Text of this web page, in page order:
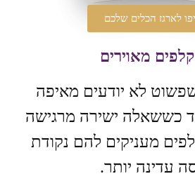
לארגז הכלים שלכם
לא יודעים מאיפה
כששאלה ישירה מרגישה
מעניקים להם נקודת
עדינה יותר.